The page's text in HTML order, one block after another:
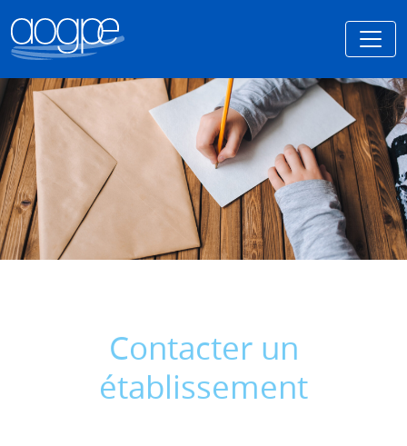
Contacter un
établissement